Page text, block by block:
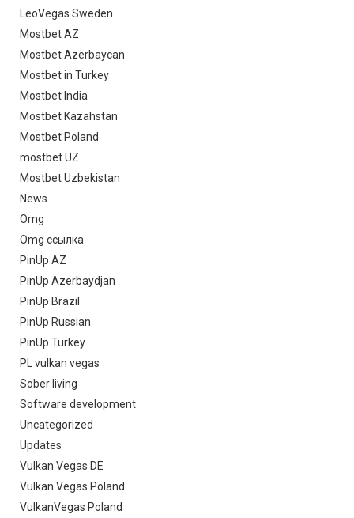
LeoVegas Sweden
Mostbet AZ
Mostbet Azerbaycan
Mostbet in Turkey
Mostbet India
Mostbet Kazahstan
Mostbet Poland
mostbet UZ
Mostbet Uzbekistan
News
Omg
Omg ссылка
PinUp AZ
PinUp Azerbaydjan
PinUp Brazil
PinUp Russian
PinUp Turkey
PL vulkan vegas
Sober living
Software development
Uncategorized
Updates
Vulkan Vegas DE
Vulkan Vegas Poland
VulkanVegas Poland